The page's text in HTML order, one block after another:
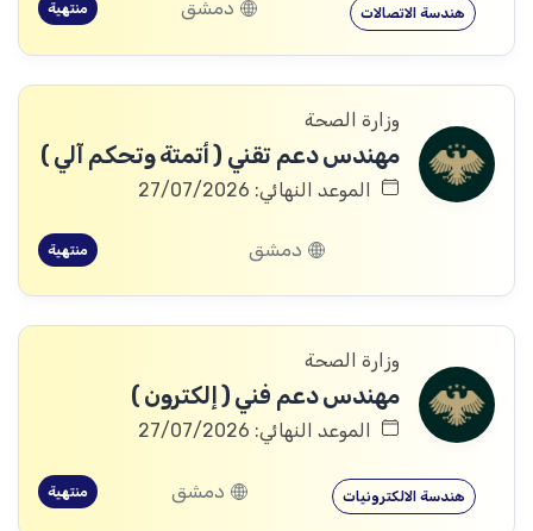
هندسة الاتصالات دمشق منتهية
وزارة الصحة
مهندس دعم تقني ( أتمتة وتحكم آلي )
الموعد النهائي: 27/07/2026
دمشق منتهية
وزارة الصحة
مهندس دعم فني ( إلكترون )
الموعد النهائي: 27/07/2026
هندسة الالكترونيات دمشق منتهية